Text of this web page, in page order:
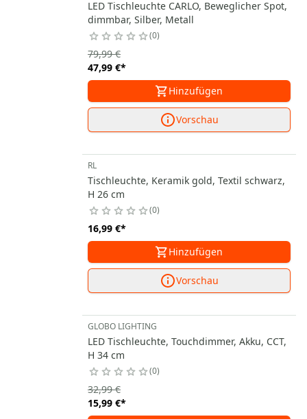
LED Tischleuchte CARLO, Beweglicher Spot,
dimmbar, Silber, Metall
0
47,99 €*
79,99 €
Hinzufügen
Vorschau
RL
Tischleuchte, Keramik gold, Textil schwarz,
H 26 cm
0
16,99 €*
Hinzufügen
Vorschau
GLOBO LIGHTING
LED Tischleuchte, Touchdimmer, Akku, CCT,
H 34 cm
0
15,99 €*
32,99 €